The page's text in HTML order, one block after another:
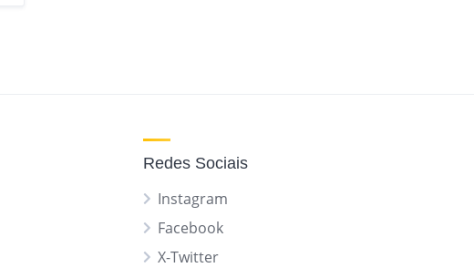
Redes Sociais
Instagram
Facebook
X-Twitter